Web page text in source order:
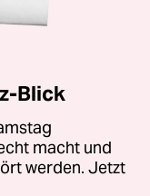
Blick
macht und
werden. Jetzt